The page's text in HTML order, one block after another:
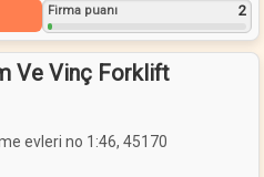
Firma puanı 2
Ve Vinç Forklift
evleri no 1:46, 45170